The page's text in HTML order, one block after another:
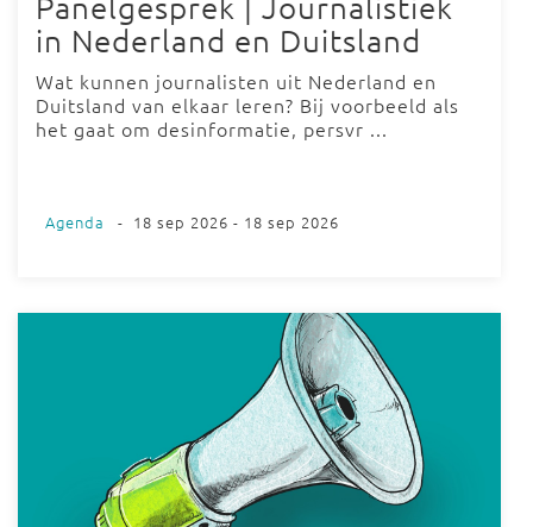
in Nederland en Duitsland
Wat kunnen journalisten uit Nederland en
Duitsland van elkaar leren? Bij voorbeeld als
het gaat om desinformatie, persvr ...
Agenda - 18 sep 2026 - 18 sep 2026